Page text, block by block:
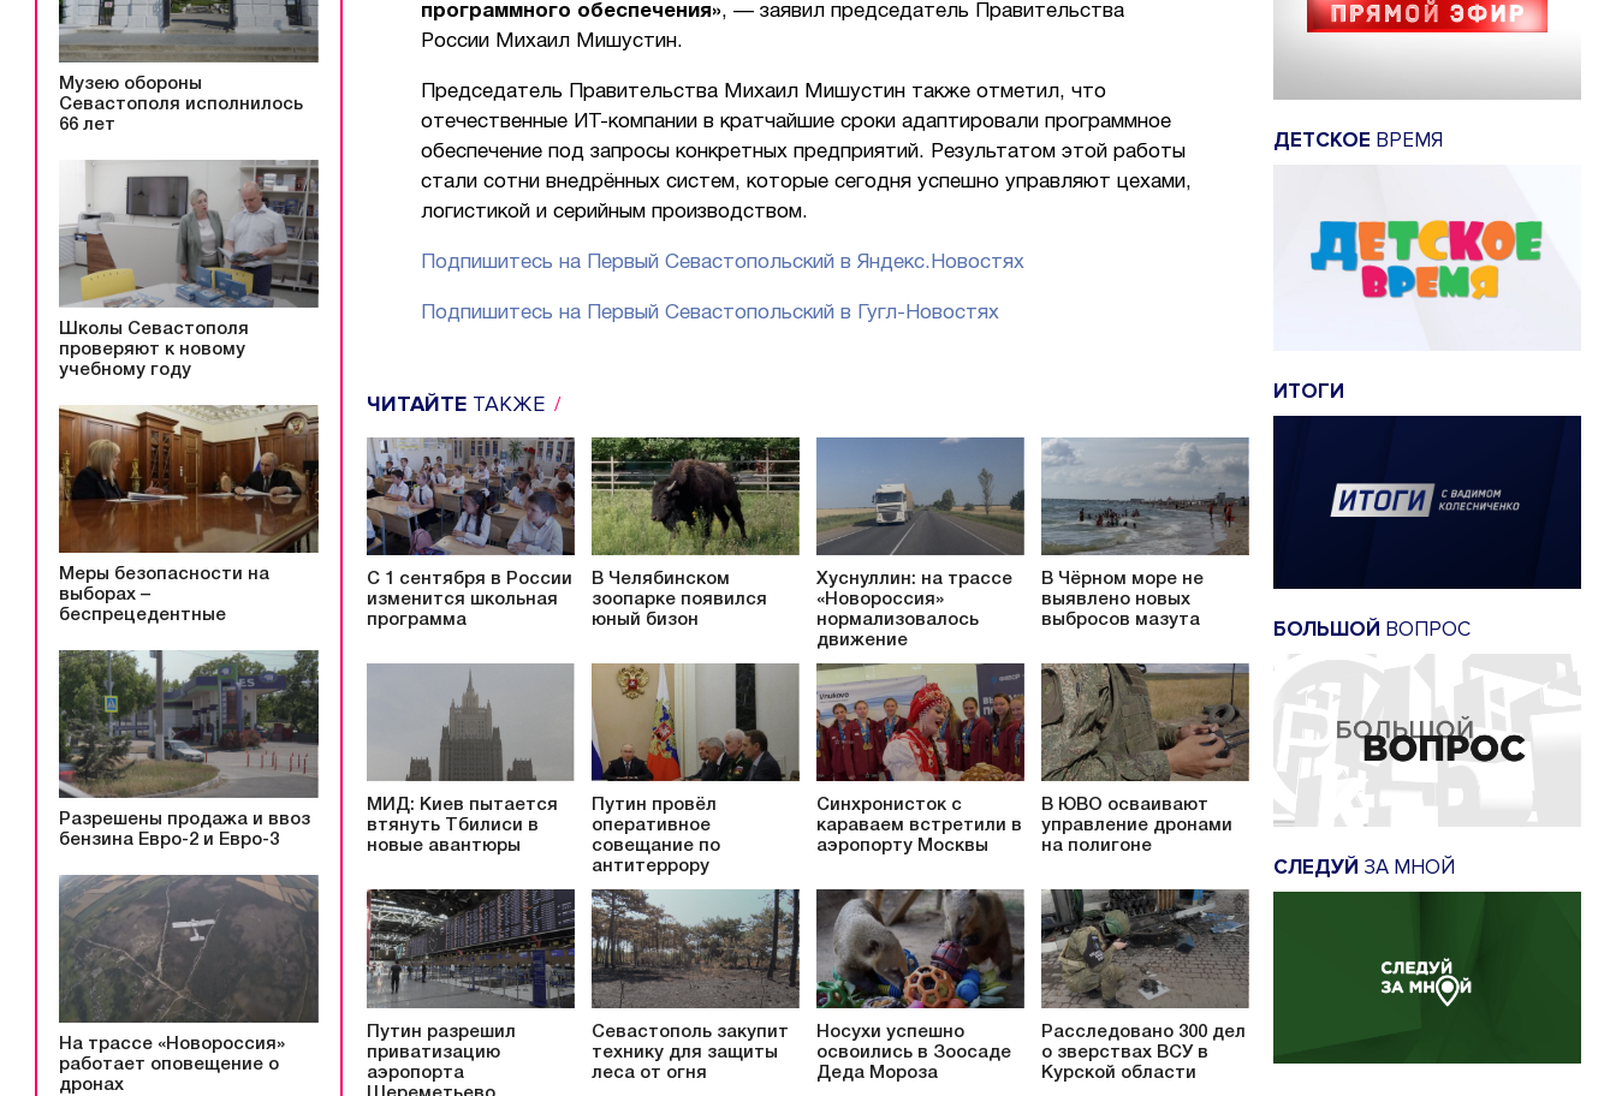
Музею обороны
Севастополя исполнилось
66 лет
Школы Севастополя
проверяют к новому
учебному году
Меры безопасности на
выборах –
беспрецедентные
Разрешены продажа и ввоз
бензина Евро-2 и Евро-3
На трассе «Новороссия»
работает оповещение о
дронах
программного обеспечения», — заявил председатель Правительства
России Михаил Мишустин.
Председатель Правительства Михаил Мишустин также отметил, что
отечественные ИТ-компании в кратчайшие сроки адаптировали программное
обеспечение под запросы конкретных предприятий. Результатом этой работы
стали сотни внедрённых систем, которые сегодня успешно управляют цехами,
логистикой и серийным производством.
Подпишитесь на Первый Севастопольский в Яндекс.Новостях
Подпишитесь на Первый Севастопольский в Гугл-Новостях
ЧИТАЙТЕ ТАКЖЕ
С 1 сентября в России
изменится школьная
программа
В Челябинском
зоопарке появился
юный бизон
Хуснуллин: на трассе
«Новороссия»
нормализовалось
движение
В Чёрном море не
выявлено новых
выбросов мазута
МИД: Киев пытается
втянуть Тбилиси в
новые авантюры
Путин провёл
оперативное
совещание по
антитеррору
Синхронисток с
караваем встретили в
аэропорту Москвы
В ЮВО осваивают
управление дронами
на полигоне
Путин разрешил
приватизацию
аэропорта
Севастополь закупит
технику для защиты
леса от огня
Носухи успешно
освоились в Зоосаде
Деда Мороза
Расследовано 300 дел
о зверствах ВСУ в
Курской области
ДЕТСКОЕ ВРЕМЯ
ИТОГИ
БОЛЬШОЙ ВОПРОС
СЛЕДУЙ ЗА МНОЙ